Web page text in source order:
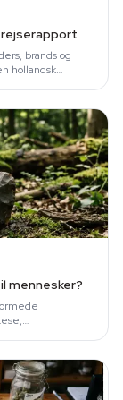
rejserapport
brands og
hollandsk
mennesker?